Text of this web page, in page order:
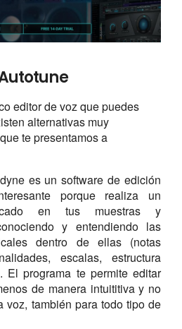
editor de voz que puedes
alternativas muy
te presentamos a
es un software de edición
porque realiza un
en tus muestras y
y entendiendo las
dentro de ellas (notas
escalas, estructura
El programa te permite editar
de manera intuititiva y no
voz, también para todo tipo de